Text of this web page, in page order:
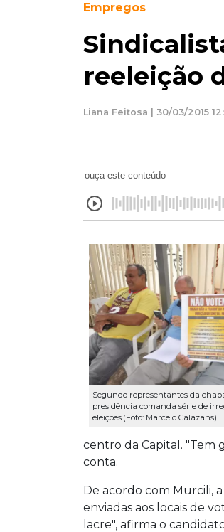
Empregos
reeleição
Liana Feitosa | 30/03/2015
ouça este conteúdo
Segundo representantes da
presidência comanda série de
eleições.(Foto: Marcelo Calazans)
centro da Capital. "Tem
conta.
De acordo com Murcili,
enviadas aos locais de
lacre", afirma o